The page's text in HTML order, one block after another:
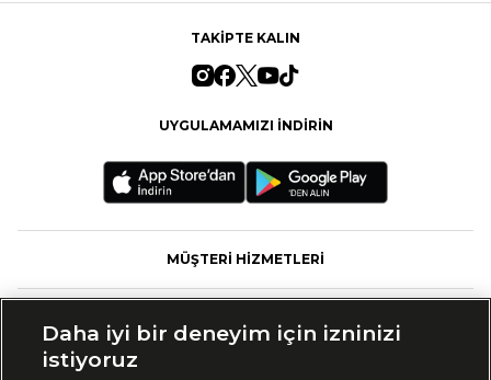
TAKİPTE KALIN
UYGULAMAMIZI İNDİRİN
MÜŞTERİ HİZMETLERİ
Daha iyi bir deneyim için izninizi
istiyoruz